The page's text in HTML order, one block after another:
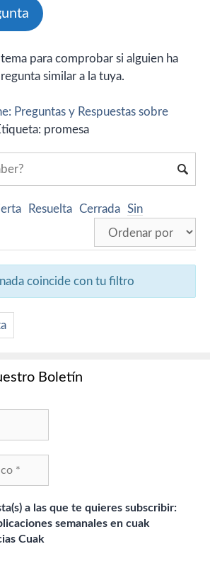
para comprobar si alguien ha
similar a la tuya.
Preguntas y Respuestas sobre
promesa
Resuelta Cerrada Sin
coincide con tu filtro
Boletín
a las que te quieres subscribir:
semanales en cuak
Cuak